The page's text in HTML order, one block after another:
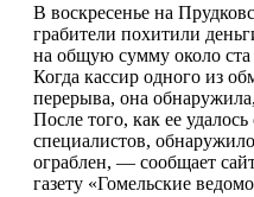
В воскресенье на
грабители похитили
на общую сумму около
Когда кассир одного из
перерыва, она
После того, как ее
специалистов,
ограблен, — сообщает
газету «Гомельские